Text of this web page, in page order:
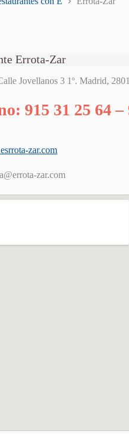
Errota-Zar
Jovellanos 3 1º. Madrid,
915 31 25 64 –
zar.com
zar.com